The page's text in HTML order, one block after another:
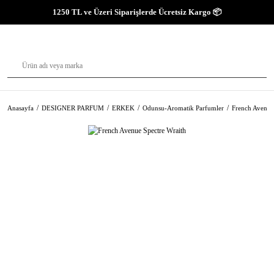
1250 TL ve Üzeri Siparişlerde Ücretsiz Kargo 📦
Anasayfa DESIGNER PARFUM ERKEK Odunsu-Aromatik Parfumler French